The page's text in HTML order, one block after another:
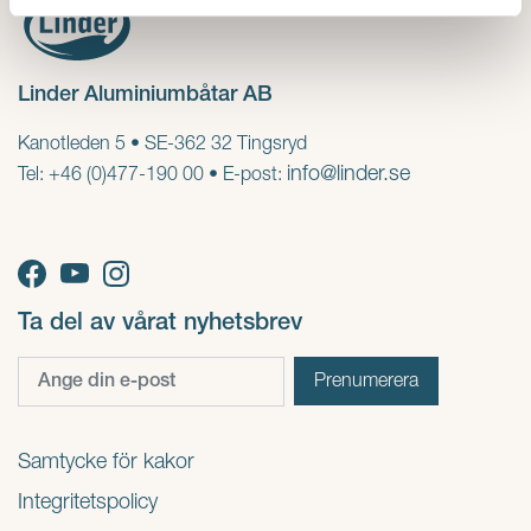
Linder Aluminiumbåtar AB
Kanotleden 5 • SE-362 32 Tingsryd
Tel: +46 (0)477-190 00 • E-post: info@linder.se
Ta del av vårat nyhetsbrev
Samtycke för kakor
Integritetspolicy